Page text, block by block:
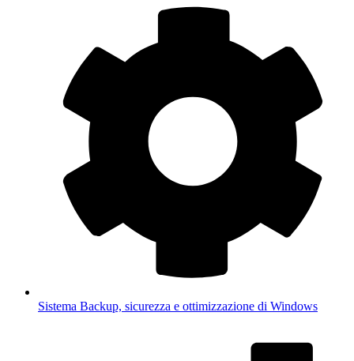
Sistema Backup, sicurezza e ottimizzazione di Windows